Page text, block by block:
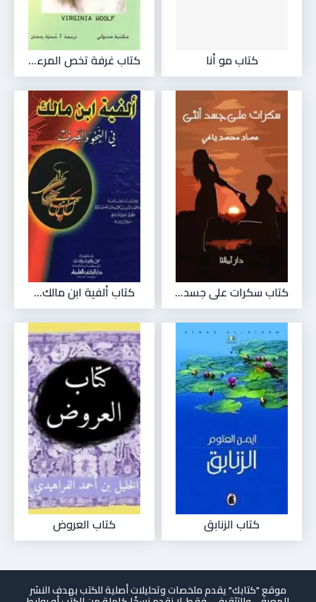
كتاب مو أنا كتاب غرفة تخص المرء...
كتاب سكرات على جسد... كتاب ألفية ابن مالك...
كتاب الزنابق كتاب العروض
موقع "كتابك" يقدم ملخصات وتحليلات أصلية للكتب بهدف النشر